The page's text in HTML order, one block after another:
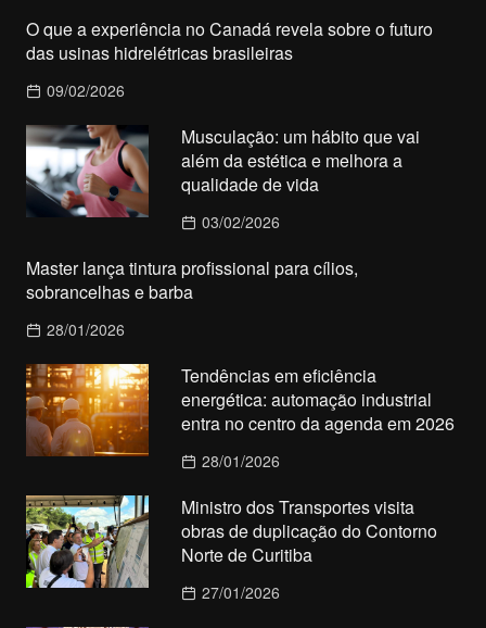
O que a experiência no Canadá revela sobre o futuro
das usinas hidrelétricas brasileiras
09/02/2026
Musculação: um hábito que vai
além da estética e melhora a
qualidade de vida
03/02/2026
Master lança tintura profissional para cílios,
sobrancelhas e barba
28/01/2026
Tendências em eficiência
energética: automação industrial
entra no centro da agenda em 2026
28/01/2026
Ministro dos Transportes visita
obras de duplicação do Contorno
Norte de Curitiba
27/01/2026